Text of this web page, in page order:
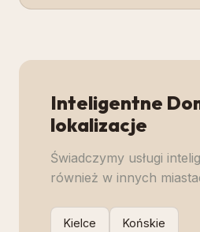
Inteligentne
lokalizacje
Świadczymy usługi
również w innych
Kielce Końskie